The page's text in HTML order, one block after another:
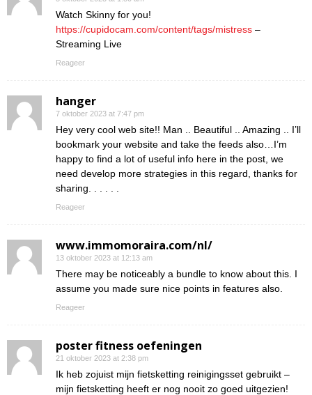
Watch Skinny for you!
https://cupidocam.com/content/tags/mistress –
Streaming Live
Reageer
hanger
7 oktober 2023 at 7:47 pm
Hey very cool web site!! Man .. Beautiful .. Amazing .. I’ll
bookmark your website and take the feeds also…I’m
happy to find a lot of useful info here in the post, we
need develop more strategies in this regard, thanks for
sharing. . . . . .
Reageer
www.immomoraira.com/nl/
13 oktober 2023 at 12:13 am
There may be noticeably a bundle to know about this. I
assume you made sure nice points in features also.
Reageer
poster fitness oefeningen
21 oktober 2023 at 2:38 pm
Ik heb zojuist mijn fietsketting reinigingsset gebruikt –
mijn fietsketting heeft er nog nooit zo goed uitgezien!